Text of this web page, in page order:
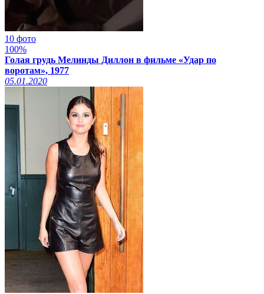
10 фото
100%
Голая грудь Мелинды Диллон в фильме «Удар по
воротам», 1977
05.01.2020